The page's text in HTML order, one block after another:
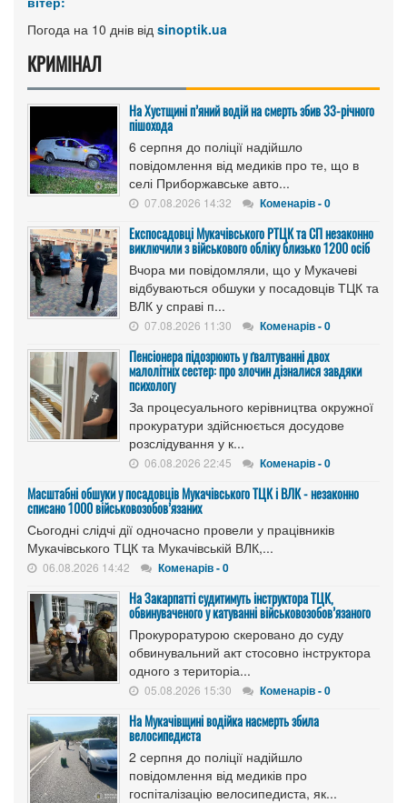
Погода на 10 днів від sinoptik.ua
КРИМІНАЛ
На Хустщині п’яний водій на смерть збив 33-річного
пішохода
6 серпня до поліції надійшло
повідомлення від медиків про те, що в
селі Приборжавське авто...
07.08.2026 14:32 Коменарів - 0
Експосадовці Мукачівського РТЦК та СП незаконно
виключили з військового обліку близько 1200 осіб
Вчора ми повідомляли, що у Мукачеві
відбуваються обшуки у посадовців ТЦК та
ВЛК у справі п...
07.08.2026 11:30 Коменарів - 0
Пенсіонера підозрюють у ґвалтуванні двох
малолітніх сестер: про злочин дізналися завдяки
психологу
За процесуального керівництва окружної
прокуратури здійснюється досудове
розслідування у к...
06.08.2026 22:45 Коменарів - 0
Масштабні обшуки у посадовців Мукачівського ТЦК і ВЛК - незаконно
списано 1000 військовозобов’язаних
Сьогодні слідчі дії одночасно провели у працівників
Мукачівського ТЦК та Мукачівській ВЛК,...
06.08.2026 14:42 Коменарів - 0
На Закарпатті судитимуть інструктора ТЦК,
обвинуваченого у катуванні військовозобов’язаного
Прокуроратурою скеровано до суду
обвинувальний акт стосовно інструктора
одного з територіа...
05.08.2026 15:30 Коменарів - 0
На Мукачівщині водійка насмерть збила
велосипедиста
2 серпня до поліції надійшло
повідомлення від медиків про
госпіталізацію велосипедиста, як...